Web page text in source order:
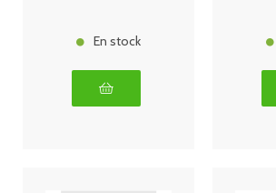
En stock